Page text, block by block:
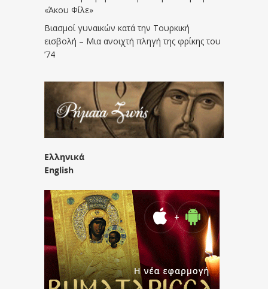
«Άκου Φίλε»
Βιασμοί γυναικών κατά την Τουρκική
εισβολή – Μια ανοιχτή πληγή της φρίκης του
’74
Ελληνικά
English